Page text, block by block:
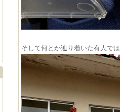
そして何とか辿り着いた有人では